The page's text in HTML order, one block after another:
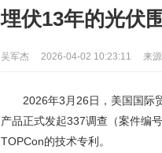
埋伏13年的光伏
吴军杰 2026-04-02 10:23:11 来源
2026年3月26日，美国国际
产品正式发起337调查（案件编
TOPCon的技术专利。